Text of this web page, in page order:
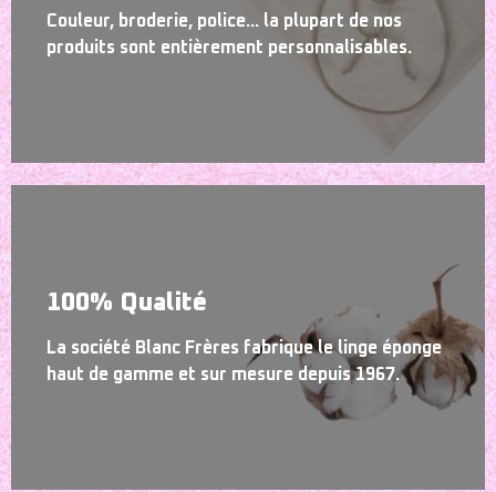
Couleur, broderie, police... la plupart de nos
produits sont entièrement personnalisables.
100% Qualité
La société Blanc Frères fabrique le linge éponge
haut de gamme et sur mesure depuis 1967.